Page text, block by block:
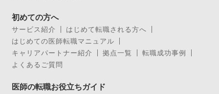
初めての方へ
サービス紹介
はじめて転職される方へ
はじめての医師転職マニュアル
キャリアパートナー紹介
拠点一覧
転職成功事例
よくあるご質問
医師の転職お役立ちガイド